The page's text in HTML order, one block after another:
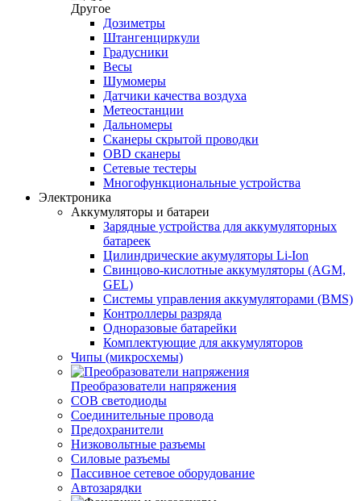
Другое
Дозиметры
Штангенциркули
Градусники
Весы
Шумомеры
Датчики качества воздуха
Метеостанции
Дальномеры
Сканеры скрытой проводки
OBD сканеры
Сетевые тестеры
Многофункциональные устройства
Электроника
Аккумуляторы и батареи
Зарядные устройства для аккумуляторных
батареек
Цилиндрические акумуляторы Li-Ion
Свинцово-кислотные аккумуляторы (AGM,
GEL)
Системы управления аккумуляторами (BMS)
Контроллеры разряда
Одноразовые батарейки
Комплектующие для аккумуляторов
Чипы (микросхемы)
Преобразователи напряжения
COB светодиоды
Соединительные провода
Предохранители
Низковольтные разъемы
Силовые разъемы
Пассивное сетевое оборудование
Автозарядки